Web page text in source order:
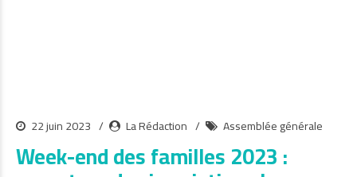
22 juin 2023 La Rédaction Assemblée générale
Week-end des familles 2023 :